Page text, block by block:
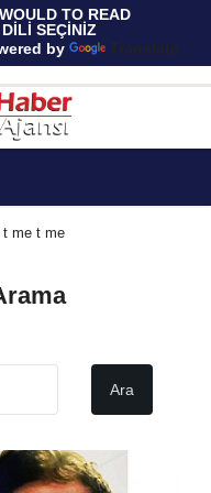
TO READ
SEÇİNİZ
by
Translate
t me t me